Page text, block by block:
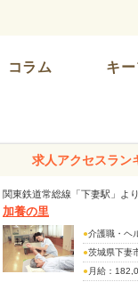
コラム キ
求人アクセスラン
関東鉄道常総線「下妻駅」よ
加養の里
●介護職・ヘ
●茨城県下妻
● 月給：